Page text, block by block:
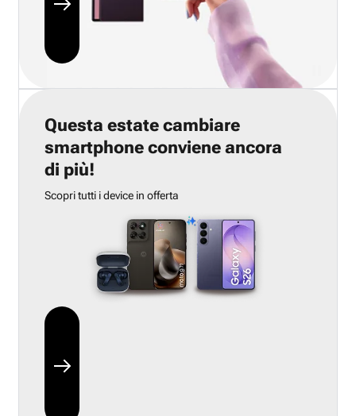
Questa estate cambiare
smartphone conviene ancora
di più!
Scopri tutti i device in offerta